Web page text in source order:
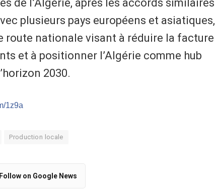
de l’Algérie, après les accords similaires
plusieurs pays européens et asiatiques,
route nationale visant à réduire la facture
et à positionner l’Algérie comme hub
2030.
1z9a
Production locale
Follow on Google News